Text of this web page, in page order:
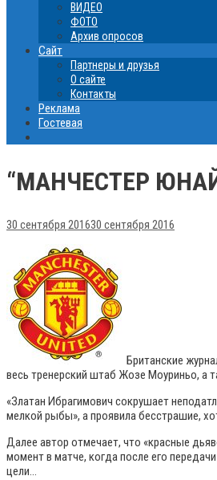
ВИДЕО
ФОТО
Архив опросов
Сайт
Партнеры и друзья
О сайте
Контакты
Реклама
Гостевая
“МАНЧЕСТЕР
30 сентября 201630 сентября 2016
Британские
весь тренерский штаб Жозе Моуриньо, а
«Златан Ибрагимович сокрушает
мелкой рыбы», а проявила бесстрашие,
Далее автор отмечает, что «красные
момент в матче, когда после его
цели…